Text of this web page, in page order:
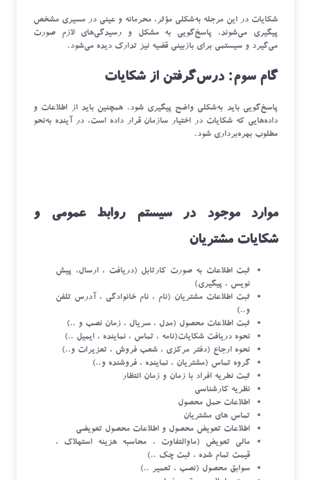
شکایات در این مرجله به‌شکلی مؤثر، محرمانه و عینی در مسیری مشخص
پیگیری می‌شوند، پاسخ‌گویی به مشکل و رسیدگی‌های لازم صورت
می‌گیرد و سیستمی برای بازبینی قضیه نیز تدارک دیده می‌شود.
گام سوم: درس‌گرفتن از شکایات
پاسخ‌گویی باید به‌شکلی واضح پیگیری شود. همچنین باید از اطلاعات و
داده‌هایی که شکایات در اختیار سازمان قرار داده است، در آینده به‌نحو
مطلوب بهره‌برداری شود.
موارد موجود در سیستم روابط عمومی و
شکایات مشتریان
ثبت اطلاعات به صورت کارتابل (دریافت ، ارسال، پیش
نویس ، پیگیری)
ثبت اطلاعات مشتریان (نام ، نام خانوادگی ، آدرس تلفن
و..)
ثبت اطلاعات محصول (مدل ، سریال ، زمان نصب و ..)
نحوه دریافت شکایات(نامه ، تماس ، نماینده ، ایمیل ..)
نحوه ارجاع (دفتر مرکزی ، شعب فروش ، تعزیرات و..)
گروه تماس (مشتریان ، نماینده ، فروشنده و..)
ثبت نطریه افراد با زمان و زمان انتظار
نظریه کارشناسی
اطلاعات حمل محصول
تماس های مشتریان
اطلاعات تعویض محصول و اطلاعات محصول تعویضی
مالی تعویض (ماوالتفاوت ، محاسبه هزینه استهلاک ،
قیمت تمام شده ، ثبت چک ..)
سوابق محصول (نصب ، تعمیر ..)